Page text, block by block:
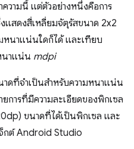
วามนี้ แต่ตัวอย่างหนึ่งคือการ
แสดงสี่เหลี่ยมจัตุรัสขนาด 2x2
นาแน่นใดก็ได้ และเทียบ
นาแน่น mdpi
าดที่จำเป็นสำหรับความหนาแน่น
การที่มีความละเอียดของพิกเซล
ขนาดที่ได้เป็นพิกเซล และ
กต์ Android Studio